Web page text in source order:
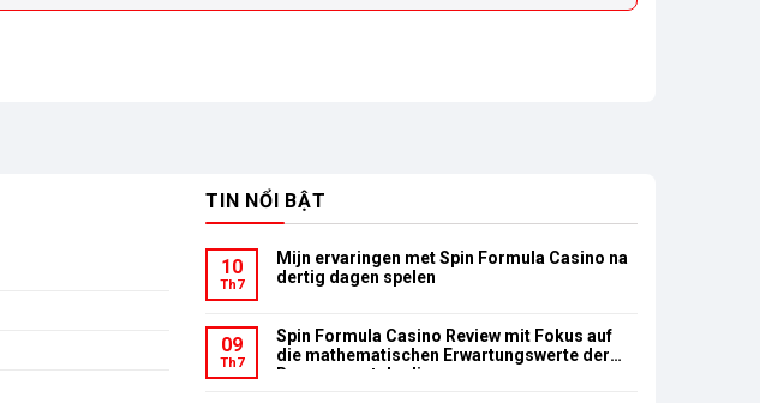
TIN NỔI BẬT
10
Th7
Mijn ervaringen met Spin Formula Casino na
dertig dagen spelen
09
Th7
Spin Formula Casino Review mit Fokus auf
die mathematischen Erwartungswerte der
Bonusumsatzbedingungen